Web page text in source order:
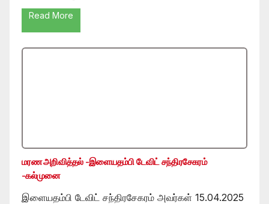
Read More
மரண அறிவித்தல் -இளையதம்பி டேவிட் சந்திரசேகரம்
-கல்முனை
இளையதம்பி டேவிட் சந்திரசேகரம் அவர்கள் 15.04.2025